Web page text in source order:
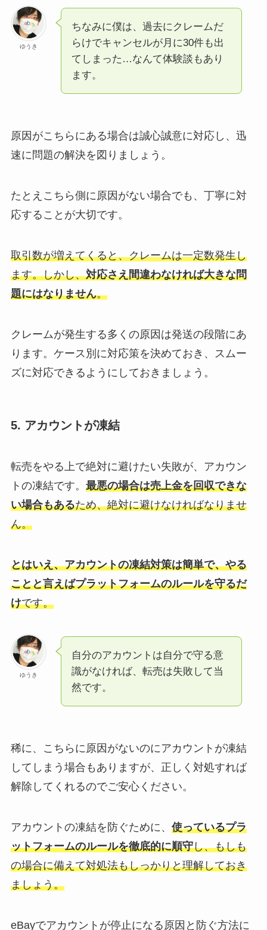
ゆうき
ちなみに僕は、過去にクレームだ
らけでキャンセルが月に30件も出
てしまった…なんて体験談もあり
ます。
原因がこちらにある場合は誠心誠意に対応し、迅
速に問題の解決を図りましょう。
たとえこちら側に原因がない場合でも、丁寧に対
応することが大切です。
取引数が増えてくると、クレームは一定数発生し
ます。しかし、対応さえ間違わなければ大きな問
題にはなりません。
クレームが発生する多くの原因は発送の段階にあ
ります。ケース別に対応策を決めておき、スムー
ズに対応できるようにしておきましょう。
5. アカウントが凍結
転売をやる上で絶対に避けたい失敗が、アカウン
トの凍結です。 最悪の場合は売上金を回収できな
い場合もあるため、絶対に避けなければなりませ
ん。
とはいえ、アカウントの凍結対策は簡単で、やる
ことと言えばプラットフォームのルールを守るだ
けです。
ゆうき
自分のアカウントは自分で守る意
識がなければ、転売は失敗して当
然です。
稀に、こちらに原因がないのにアカウントが凍結
してしまう場合もありますが、正しく対処すれば
解除してくれるのでご安心ください。
アカウントの凍結を防ぐために、 使っているプラ
ットフォームのルールを徹底的に順守し、もしも
の場合に備えて対処法もしっかりと理解しておき
ましょう。
eBayでアカウントが停止になる原因と防ぐ方法に